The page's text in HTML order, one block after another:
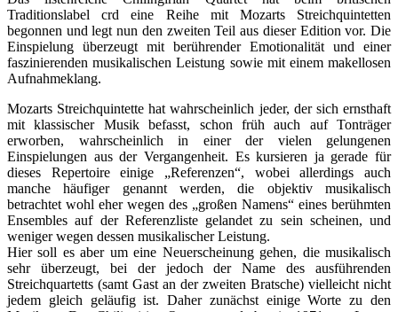
Traditionslabel crd eine Reihe mit Mozarts Streichquintetten
begonnen und legt nun den zweiten Teil aus dieser Edition vor. Die
Einspielung überzeugt mit berührender Emotionalität und einer
faszinierenden musikalischen Leistung sowie mit einem makellosen
Aufnahmeklang.
Mozarts Streichquintette hat wahrscheinlich jeder, der sich ernsthaft
mit klassischer Musik befasst, schon früh auch auf Tonträger
erworben, wahrscheinlich in einer der vielen gelungenen
Einspielungen aus der Vergangenheit. Es kursieren ja gerade für
dieses Repertoire einige „Referenzen“, wobei allerdings auch
manche häufiger genannt werden, die objektiv musikalisch
betrachtet wohl eher wegen des „großen Namens“ eines berühmten
Ensembles auf der Referenzliste gelandet zu sein scheinen, und
weniger wegen dessen musikalischer Leistung.
Hier soll es aber um eine Neuerscheinung gehen, die musikalisch
sehr überzeugt, bei der jedoch der Name des ausführenden
Streichquartetts (samt Gast an der zweiten Bratsche) vielleicht nicht
jedem gleich geläufig ist. Daher zunächst einige Worte zu den